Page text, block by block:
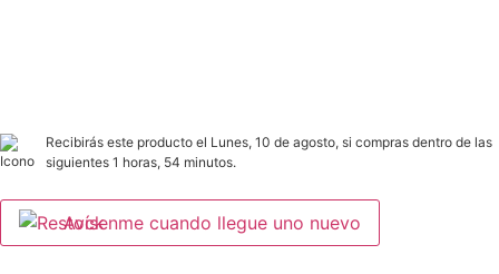
Recibirás este producto el Lunes, 10 de agosto, si compras dentro de las
siguientes 1 horas, 54 minutos.
Avísenme cuando llegue uno nuevo